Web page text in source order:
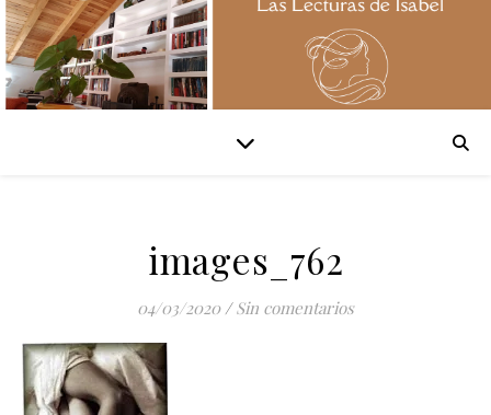
images_762
04/03/2020 / Sin comentarios